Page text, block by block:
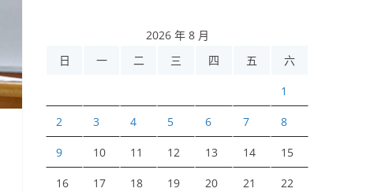
2026 年 8 月
日
一 二 三 四 五 六
1
2 3 4 5 6 7 8
9 10 11 12 13 14 15
16 17 18 19 20 21 22